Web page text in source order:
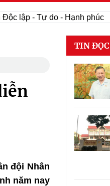
- Tự do - Hạnh phúc
đội Nhân
năm nay
TIN